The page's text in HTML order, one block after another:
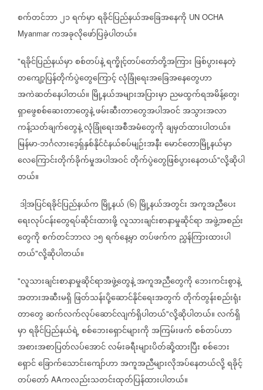
စက်တင်ဘာ၂၁ရက်မှာရခိုင်ပြည်နယ်အခြေအနေကို UN OCHA
Myanmarကအခုလိုဖော်ပြခဲ့ပါတယ်။
"ရခိုင်ပြည်နယ်မှာစစ်တပ်နဲ့ရက္ခိုင့်တပ်တော်တို့အကြား ဖြစ်ပွားနေတဲ့
တကျော့ပြန်တိုက်ပွဲတွေကြောင့်လုံခြုံရေးအခြေအနေတွေဟာ
အကဲဆတ်နေပါတယ်။ မြို့နယ်အများအပြားမှာညမထွက်ရအမိန့်တွေ၊
ရှာဖွေစစ်ဆေးတာတွေနဲ့ဖမ်းဆီးတာတွေအပါအဝင်အသွားအလာ
ကန့်သတ်ချက်တွေနဲ့လုံခြုံရေးအစီအမံတွေကိုချမှတ်ထားပါတယ်။
မြန်မာ-ဘင်္ဂလားဒေ့ရှ်နှစ်နိုင်ငံနယ်စပ်မျဉ်းအနီးမောင်တောမြို့နယ်မှာ
လေကြောင်းတိုက်ခိုက်မှုအပါအဝင်တိုက်ပွဲတွေဖြစ်ပွားနေတယ်"လို့ဆိုပါ
တယ်။
ဒါ့အပြင်ရခိုင်ပြည်နယ်က မြို့နယ် (၆) မြို့နယ်အတွင်းအကူအညီပေး
ရေးလုပ်ငန်းတွေရပ်ဆိုင်းထားဖို့လူသားချင်းစာနာမှုဆိုင်ရာအဖွဲ့အစည်း
တွေကိုစက်တင်ဘာလ ၁၅ရက်နေ့မှာတပ်ဖက်က ညွှန်ကြားထားပါ
တယ်"လို့ဆိုပါတယ်။
"လူသားချင်းစာနာမှုဆိုင်ရာအဖွဲ့တွေနဲ့အကူအညီတွေကိုဘေးကင်းစွာနဲ့
အတားအဆီးမရှိ ဖြတ်သန်းပို့ဆောင်နိုင်ရေးအတွက်တိုက်တွန်းစည်းရုံး
တာတွေဆက်လက်လုပ်ဆောင်လျက်ရှိပါတယ်"လို့ဆိုပါတယ်။လက်ရှိ
မှာရခိုင်ပြည်နယ်ရဲ့စစ်ဘေးရှောင်များကိုအကြမ်းဖက်စစ်တပ်ဟာ
အစားအစာပြတ်လပ်အောင်လမ်းခရီးများပိတ်ဆို့ထားပြီးစစ်ဘေး
ရှောင်ခြောက်သောင်းကျော်ဟာအကူအညီများလိုအပ်နေတယ်လို့ရခိုင့်
တပ်တော် AAကလည်းသတင်းထုတ်ပြန်ထားပါတယ်။